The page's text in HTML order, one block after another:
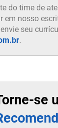
do time de
em nosso
seu
.
se